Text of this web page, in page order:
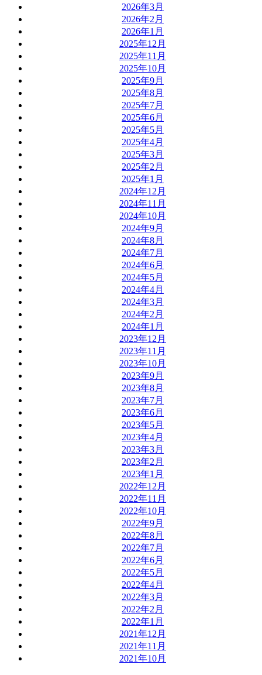
2026年3月
2026年2月
2026年1月
2025年12月
2025年11月
2025年10月
2025年9月
2025年8月
2025年7月
2025年6月
2025年5月
2025年4月
2025年3月
2025年2月
2025年1月
2024年12月
2024年11月
2024年10月
2024年9月
2024年8月
2024年7月
2024年6月
2024年5月
2024年4月
2024年3月
2024年2月
2024年1月
2023年12月
2023年11月
2023年10月
2023年9月
2023年8月
2023年7月
2023年6月
2023年5月
2023年4月
2023年3月
2023年2月
2023年1月
2022年12月
2022年11月
2022年10月
2022年9月
2022年8月
2022年7月
2022年6月
2022年5月
2022年4月
2022年3月
2022年2月
2022年1月
2021年12月
2021年11月
2021年10月